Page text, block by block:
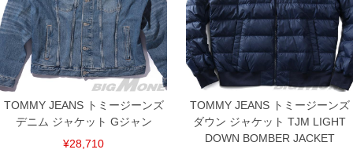
DETAIL
TOMMY JEANS トミージーンズ
デニム ジャケット Gジャン
¥28,710
TOMMY JEANS トミージーンズ
ダウン ジャケット TJM LIGHT
DOWN BOMBER JACKET